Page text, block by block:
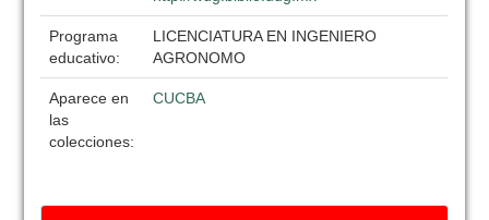
Programa
educativo:
LICENCIATURA EN INGENIERO
AGRONOMO
Aparece en
las
colecciones:
CUCBA